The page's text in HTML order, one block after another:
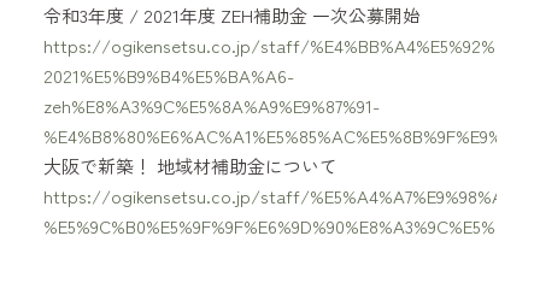
令和3年度 / 2021年度 ZEH補助金 一次公募開始
https://ogikensetsu.co.jp/staff/
2021%E5%B9%B4%E5%BA%A6-
zeh%E8%A3%9C%E5%8A%A9%E9%87%91-
大阪で新築！ 地域材補助金について
https://ogikensetsu.co.jp/staff/